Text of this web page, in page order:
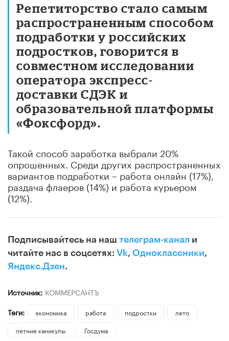
Репетиторство стало самым
распространенным способом
подработки у российских
подростков, говорится в
совместном исследовании
оператора экспресс-
доставки СДЭК и
образовательной платформы
«Фоксфорд».
Такой способ заработка выбрали 20%
опрошенных. Среди других распространенных
вариантов подработки – работа онлайн (17%),
раздача флаеров (14%) и работа курьером
(12%).
Подписывайтесь на наш телеграм-канал и
читайте нас в соцсетях: Vk, Одноклассники,
Яндекс.Дзен.
Источник: КОММЕРСАНТЪ
Теги:
экономика работа подростки
лето
летние каникулы
Госдума